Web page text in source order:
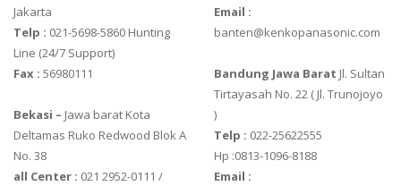
Jakarta
Telp : 021-5698-5860 Hunting
Line (24/7 Support)
Fax : 56980111
Bekasi – Jawa barat Kota
Deltamas Ruko Redwood Blok A
No. 38
all Center : 021 2952-0111 /
Email :
banten@kenkopanasonic.com
Bandung Jawa Barat Jl. Sultan
Tirtayasah‎ No. 22 ( Jl. Trunojoyo
)
Telp : 022-25622555
Hp :0813-1096-8188
Email :